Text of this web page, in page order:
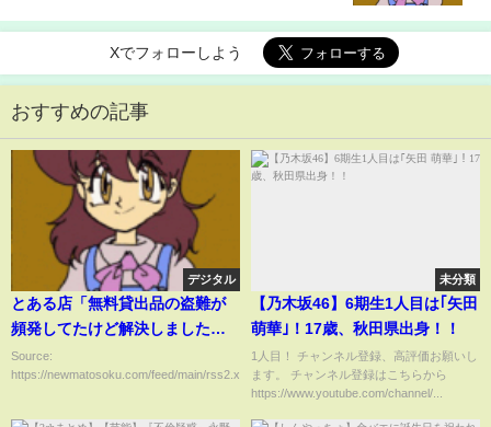
Xでフォローしよう
おすすめの記事
デジタル
とある店「無料貸出品の盗難が
頻発してたけど解決しました」
→ その方法が凄すぎるｗｗｗｗ
ｗ
Source:
https://newmatosoku.com/feed/main/rss2.xml...
未分類
【乃木坂46】6期生1人目は｢矢田
萌華｣！17歳、秋田県出身！！
1人目！ チャンネル登録、高評価お願いし
ます。 チャンネル登録はこちらから
https://www.youtube.com/channel/...